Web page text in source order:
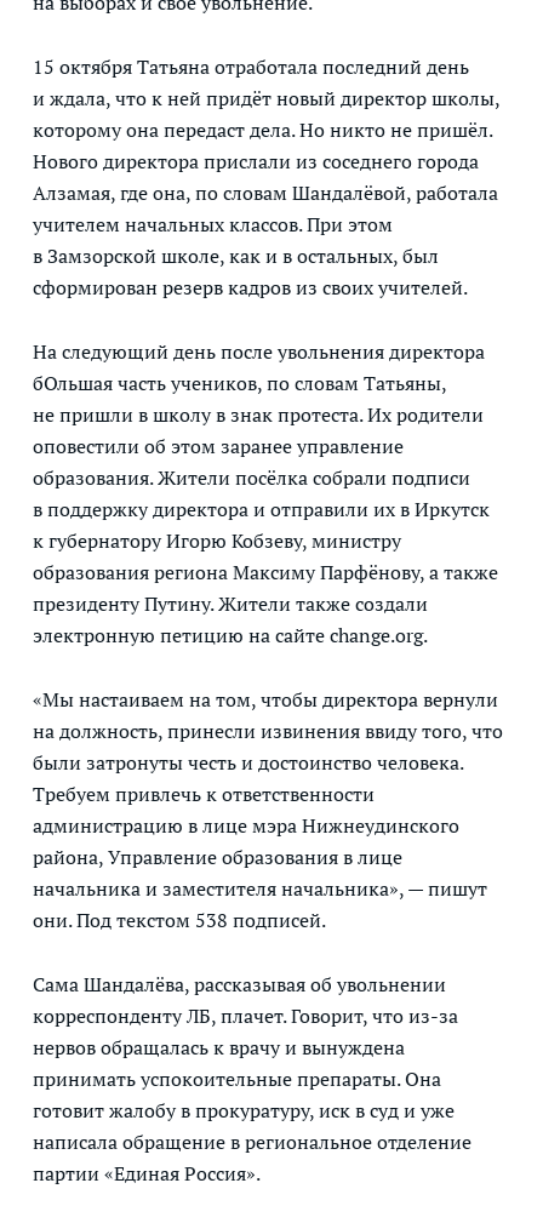
15 октября Татьяна отработала последний день
и ждала, что к ней придёт новый директор школы,
которому она передаст дела. Но никто не пришёл.
Нового директора прислали из соседнего города
Алзамая, где она, по словам Шандалёвой, работала
учителем начальных классов. При этом
в Замзорской школе, как и в остальных, был
сформирован резерв кадров из своих учителей.
На следующий день после увольнения директора
бОльшая часть учеников, по словам Татьяны,
не пришли в школу в знак протеста. Их родители
оповестили об этом заранее управление
образования. Жители посёлка собрали подписи
в поддержку директора и отправили их в Иркутск
к губернатору Игорю Кобзеву, министру
образования региона Максиму Парфёнову, а также
президенту Путину. Жители также создали
электронную петицию на сайте change.org.
«Мы настаиваем на том, чтобы директора вернули
на должность, принесли извинения ввиду того, что
были затронуты честь и достоинство человека.
Требуем привлечь к ответственности
администрацию в лице мэра Нижнеудинского
района, Управление образования в лице
начальника и заместителя начальника», — пишут
они. Под текстом 538 подписей.
Сама Шандалёва, рассказывая об увольнении
корреспонденту ЛБ, плачет. Говорит, что из-за
нервов обращалась к врачу и вынуждена
принимать успокоительные препараты. Она
готовит жалобу в прокуратуру, иск в суд и уже
написала обращение в региональное отделение
партии «Единая Россия».